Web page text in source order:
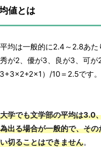
値とは
均は一般的に2.4～2.8あた
が2、優が3、良が3、可が2
）/10＝2.5です
学でも文学部の平均は3.0
出る場合が一般的で、そ
切ることはできません。